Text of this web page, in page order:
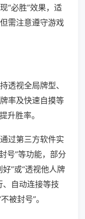
“必胜”效果，适
需注意遵守游戏
透视全局牌型、
率及快速自摸等
升胜率。
过第三方软件实
号”等功能，部分
”或“透视他人牌
、自动连接等技
被封号”。